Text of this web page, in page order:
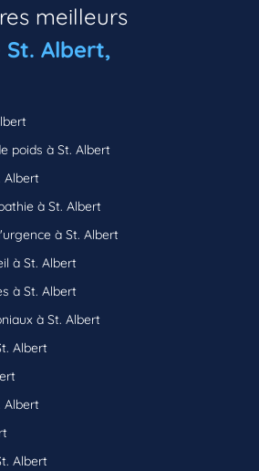
meilleurs
St. Albert,
poids à St. Albert
Albert
à St. Albert
à St. Albert
à St. Albert
à St. Albert
à St. Albert
Albert
Albert
Albert